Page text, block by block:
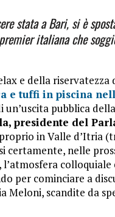
stata a Bari, si è
italiana che
e della
e tuffi in piscina
un’uscita pubblica
presidente del
in Valle d’Itria
certamente, nelle
per cominciare a
Meloni, scandite da